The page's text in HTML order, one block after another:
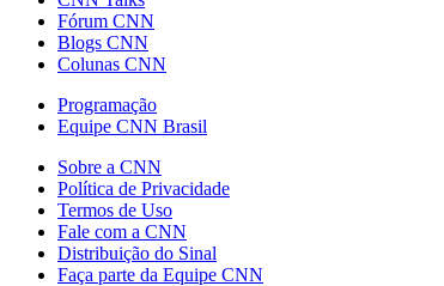
Fórum CNN
Blogs CNN
Colunas CNN
Programação
Equipe CNN Brasil
Sobre a CNN
Política de Privacidade
Termos de Uso
Fale com a CNN
Distribuição do Sinal
Faça parte da Equipe CNN